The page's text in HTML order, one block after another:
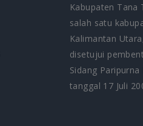
Kabupaten Tana
salah satu
Kalimantan
disetujui
Sidang Paripurna
tanggal 17 Juli